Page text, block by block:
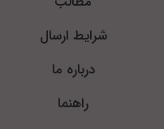
شرایط ارسال
درباره ما
راهنما